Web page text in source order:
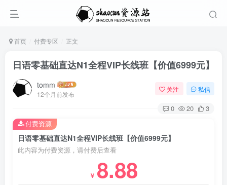
首页 付费专区 正文
日语零基础直达N1全程VIP长线班【价值6999元】
tomm
12个月前发布
关注 私信
0 20 3
日语零基础直达N1全程VIP长线班【价值6999元】
此内容为付费资源，请付费后查看
￥ 8.88
付费资源